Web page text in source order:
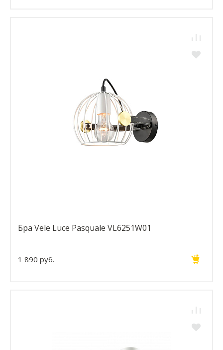
Бра Vele Luce Pasquale VL6251W01
1 890 руб.